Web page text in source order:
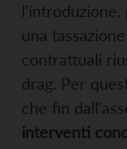
una
contrattuali
drag. Per
che fin
interventi